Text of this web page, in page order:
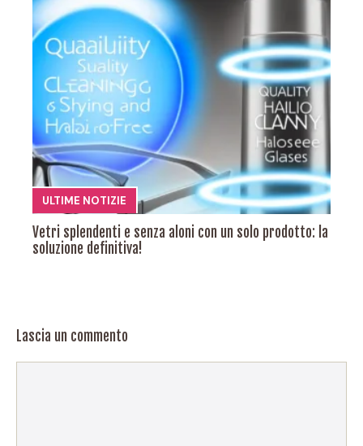
ULTIME NOTIZIE
Vetri splendenti e senza aloni con un solo prodotto: la
soluzione definitiva!
Lascia un commento